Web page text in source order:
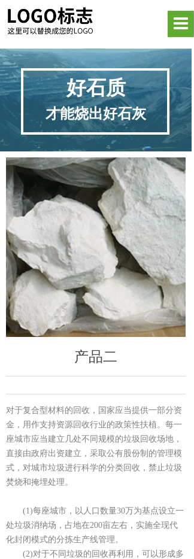
好石质
才能烧出好石灰
产品二
对于复合型材料的回收，国家应当提供一部分资
金，用作支持资源回收行业的政策性扶植。每一
座城市应当建立几处不同规模的垃圾回收场地，
直接由政府出资建立，采取公有股份制的管理模
式，对城市垃圾进行科学的分类回收，禁止垃圾
焚烧和掩埋处理。
(1)每座城市，以人口数量30万为基点设立一
处垃圾消纳场，占地在200亩左右，实施全现代
化封闭模式的分拣生产线管理。
(2)对于不同垃圾的回收再利用，可以形成多